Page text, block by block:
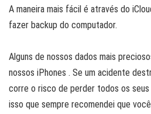
A maneira mais fácil é através do
fazer backup do computador.
Alguns de nossos dados mais
nossos iPhones . Se um acidente
corre o risco de perder todos os
isso que sempre recomendei que